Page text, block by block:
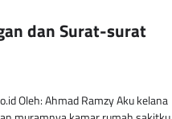
dan Surat-surat
Oleh: Ahmad Ramzy Aku kelana